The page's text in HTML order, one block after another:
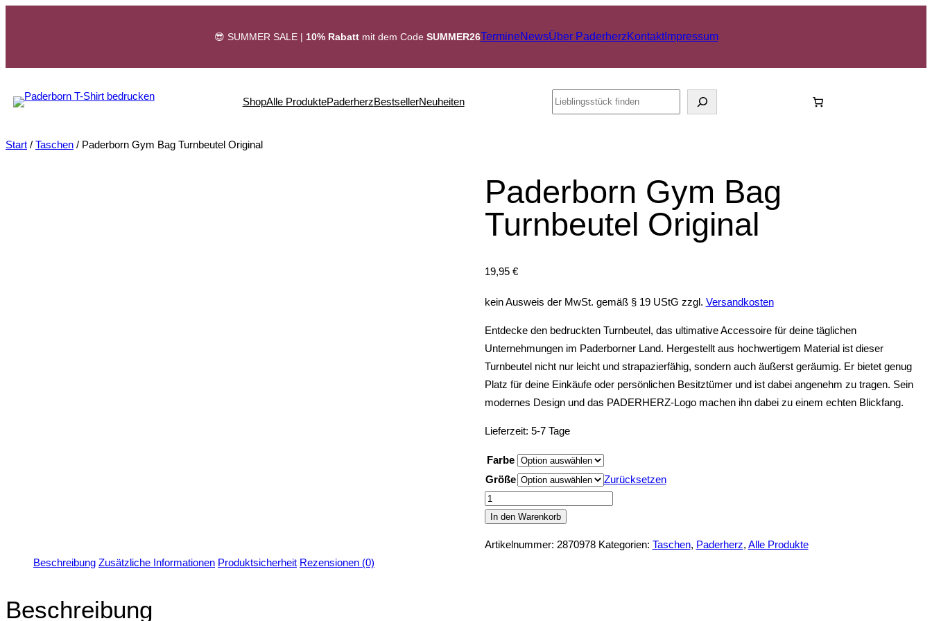
😎 SUMMER SALE | 10% Rabattmit dem Code SUMMER26TermineNewsÜber PaderherzKontaktImpressum
ShopAlle ProduktePaderherzBestsellerNeuheiten Search
Start / Taschen / Paderborn Gym Bag Turnbeutel Original
Paderborn Gym Bag
Turnbeutel Original
19,95 €
kein Ausweis der MwSt. gemäß § 19 UStG zzgl. Versandkosten
Entdecke den bedruckten Turnbeutel, das ultimative Accessoire für deine täglichen
Unternehmungen im Paderborner Land. Hergestellt aus hochwertigem Material ist dieser
Turnbeutel nicht nur leicht und strapazierfähig, sondern auch äußerst geräumig. Er bietet genug
Platz für deine Einkäufe oder persönlichen Besitztümer und ist dabei angenehm zu tragen. Sein
modernes Design und das PADERHERZ-Logo machen ihn dabei zu einem echten Blickfang.
Lieferzeit: 5-7 Tage
Farbe
Größe
Zurücksetzen
Paderborn
Gym
Turnbeutel
In den Warenkorb
Artikelnummer: 2870978 Kategorien: Taschen, Paderherz, Alle Produkte
Beschreibung Zusätzliche Informationen Produktsicherheit Rezensionen (0)
Beschreibung